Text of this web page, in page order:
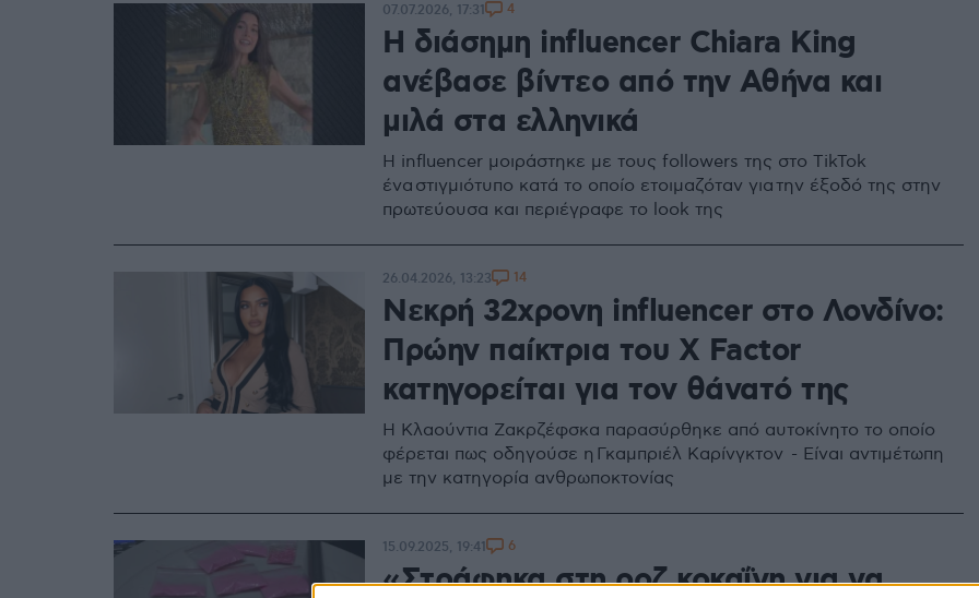
Η διάσημη influencer Chiara King
ανέβασε βίντεο από την Αθήνα και
μιλά στα ελληνικά
Η influencer μοιράστηκε με τους followers της στο TikTok
ένα στιγμιότυπο κατά το οποίο ετοιμαζόταν για την έξοδό της στην
πρωτεύουσα και περιέγραφε το look της
07.07.2026, 17:31 4
Νεκρή 32χρονη influencer στο Λονδίνο:
Πρώην παίκτρια του X Factor
κατηγορείται για τον θάνατό της
Η Κλαούντια Ζακρζέφσκα παρασύρθηκε από αυτοκίνητο το οποίο
φέρεται πως οδηγούσε η Γκαμπριέλ Καρίνγκτον - Είναι αντιμέτωπη
με την κατηγορία ανθρωποκτονίας
26.04.2026, 13:23 14
«Στράφηκα στη ροζ κοκαΐνη για να
15.09.2025, 19:41 6